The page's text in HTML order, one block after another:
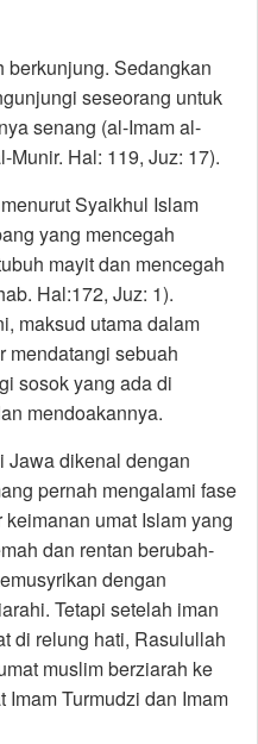
Sedangkan
seseorang untuk
senang (al-Imam al-
Hal: 119, Juz: 17).
Syaikhul Islam
yang mencegah
mayit dan mencegah
Hal:172, Juz: 1).
maksud utama dalam
mendatangi sebuah
sosok yang ada di
mendoakannya.
Jawa dikenal dengan
pernah mengalami fase
umat Islam yang
dan rentan berubah-
dengan
Tetapi setelah iman
di relung hati, Rasulullah
muslim berziarah ke
Turmudzi dan Imam